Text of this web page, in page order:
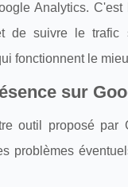
Analytics.
de suivre le trafic
fonctionnent le
sur
outil proposé par
problèmes